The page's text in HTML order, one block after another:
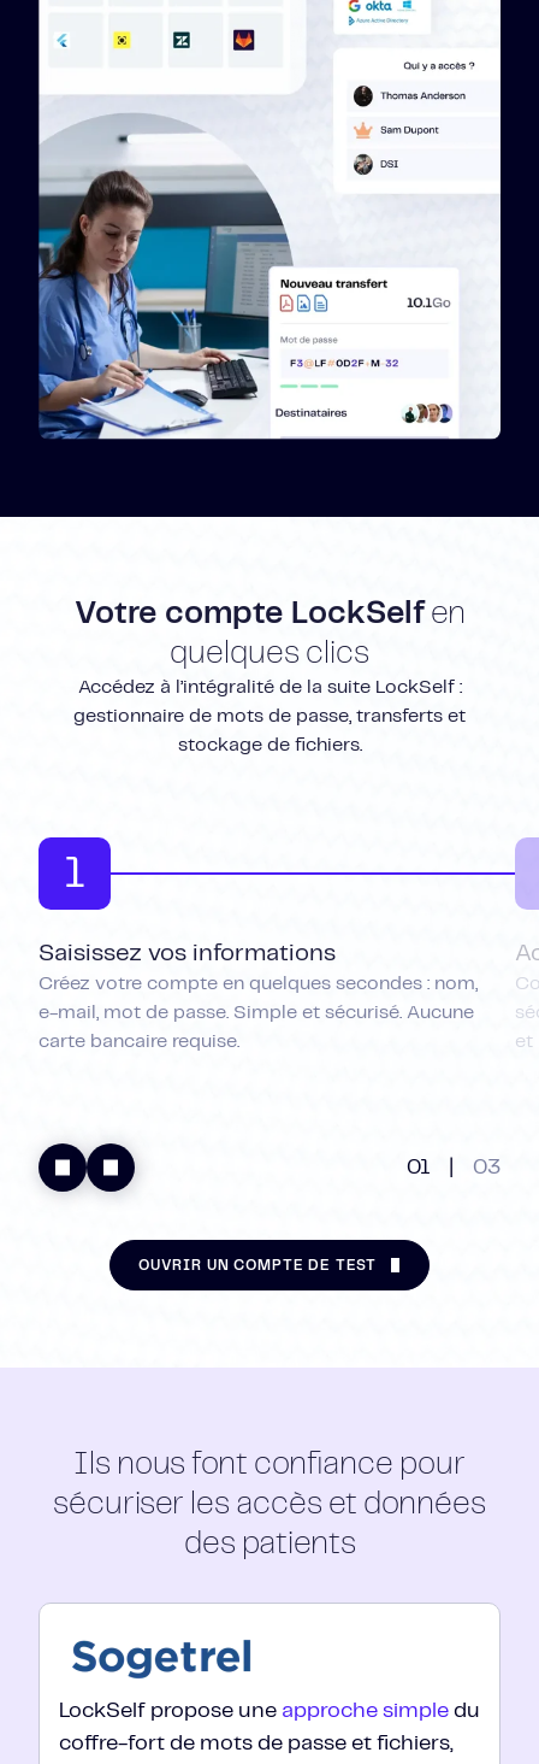
Votre compte LockSelfen
quelques clics
Accédez à l’intégralité de la suite LockSelf :
gestionnaire de mots de passe, transferts et
stockage de fichiers.
1
Saisissez vos informations
Créez votre compte en quelques secondes : nom,
e-mail, mot de passe. Simple et sécurisé. Aucune
carte bancaire requise.
et
01 03
OUVRIR UN COMPTE DE TEST
Ils nous font confiance pour
sécuriser les accès et données
des patients
LockSelf propose une approche simple du
coffre-fort de mots de passe et fichiers,